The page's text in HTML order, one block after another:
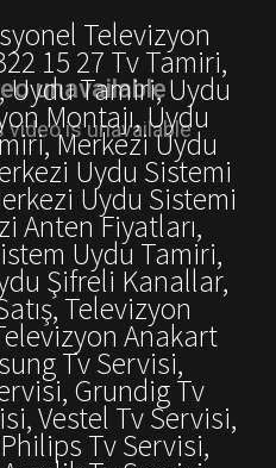
Televizyon
15 27 Tv Tamiri,
Tamiri, Uydu
Montajı, Uydu
Merkezi Uydu
Uydu Sistemi
Uydu Sistemi
Anten Fiyatları,
Uydu Tamiri,
Şifreli Kanallar,
Televizyon
Anakart
Tv Servisi,
Grundig Tv
Vestel Tv Servisi,
Tv Servisi,